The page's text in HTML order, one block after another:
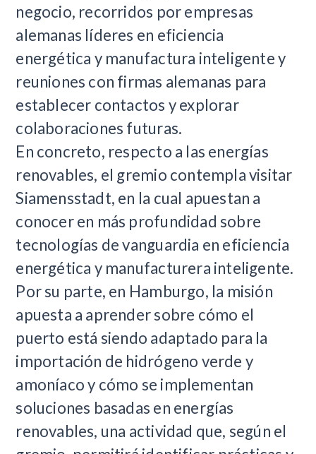
negocio, recorridos por empresas
alemanas líderes en eficiencia
energética y manufactura inteligente y
reuniones con firmas alemanas para
establecer contactos y explorar
colaboraciones futuras.
En concreto, respecto a las energías
renovables, el gremio contempla visitar
Siamensstadt, en la cual apuestan a
conocer en más profundidad sobre
tecnologías de vanguardia en eficiencia
energética y manufacturera inteligente.
Por su parte, en Hamburgo, la misión
apuesta a aprender sobre cómo el
puerto está siendo adaptado para la
importación de hidrógeno verde y
amoníaco y cómo se implementan
soluciones basadas en energías
renovables, una actividad que, según el